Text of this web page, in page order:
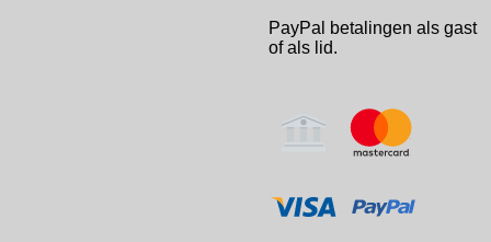
PayPal betalingen als gast
of als lid.